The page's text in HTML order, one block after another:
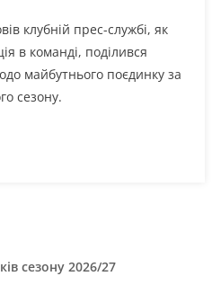
клубній прес-службі, як
в команді, поділився
майбутнього поєдинку за
сезону.
сезону 2026/27